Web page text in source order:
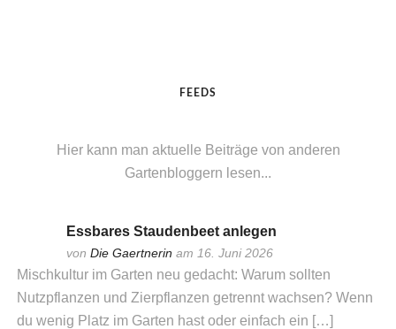
FEEDS
Hier kann man aktuelle Beiträge von anderen
Gartenbloggern lesen...
Essbares Staudenbeet anlegen
vonDie Gaertnerin am 16. Juni 2026
Mischkultur im Garten neu gedacht: Warum sollten
Nutzpflanzen und Zierpflanzen getrennt wachsen? Wenn
du wenig Platz im Garten hast oder einfach ein […]